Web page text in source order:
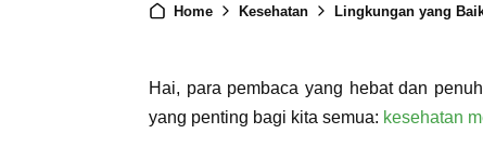
Home Kesehatan Lingkungan yang Baik
Hai, para pembaca yang hebat dan
yang penting bagi kita semua: kesehatan